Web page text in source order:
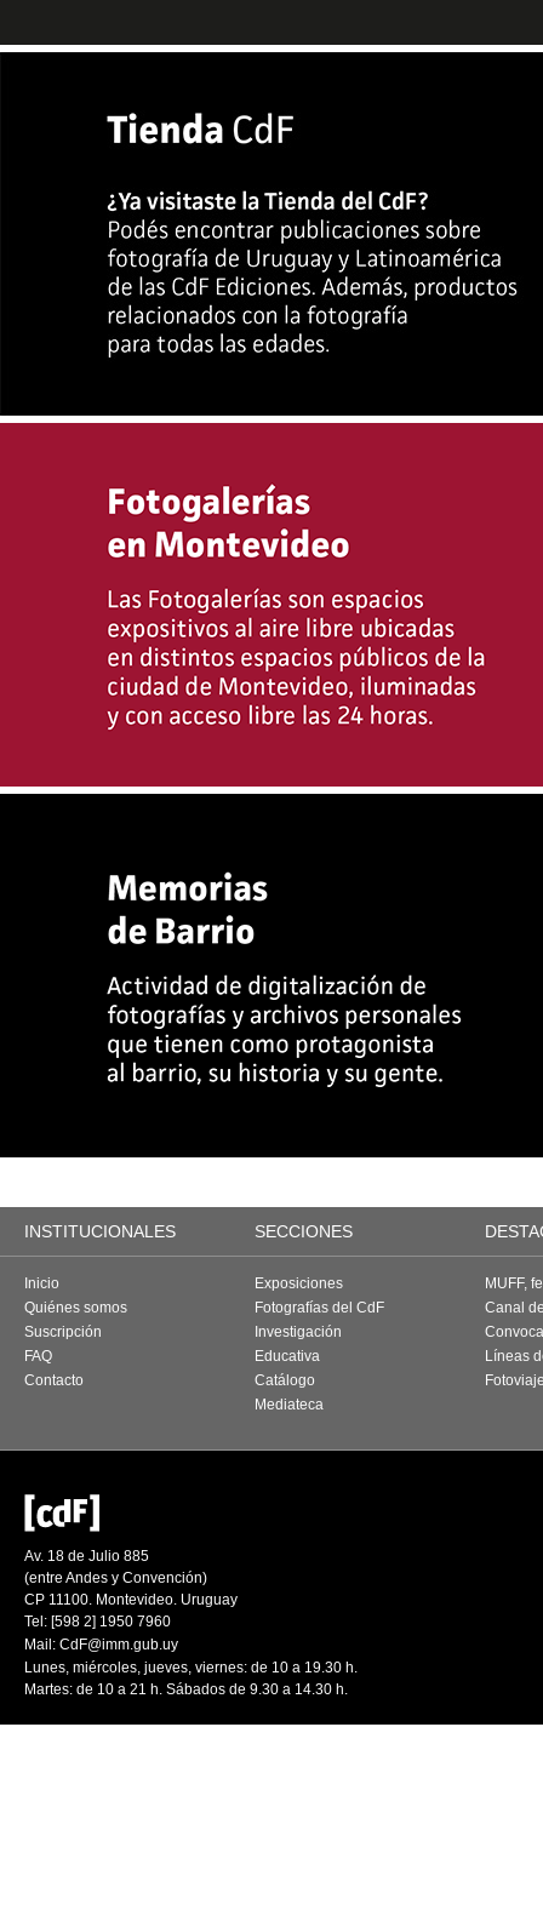
INSTITUCIONALES SECCIONES
Inicio
Quiénes somos
Suscripción
FAQ
Contacto
Exposiciones
Fotografías del CdF
Investigación
Educativa
Catálogo
Mediateca
MUFF,
Canal
Líneas
Av. 18 de Julio 885
(entre Andes y Convención)
CP 11100. Montevideo. Uruguay
Tel: [598 2] 1950 7960
Mail: CdF@imm.gub.uy
Lunes, miércoles, jueves, viernes: de 10 a 19.30 h.
Martes: de 10 a 21 h. Sábados de 9.30 a 14.30 h.